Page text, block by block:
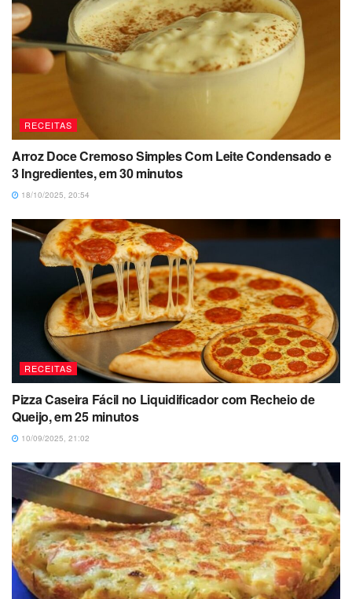
RECEITAS
Arroz Doce Cremoso Simples Com Leite Condensado e
3 Ingredientes, em 30 minutos
18/10/2025, 20:54
RECEITAS
Pizza Caseira Fácil no Liquidificador com Recheio de
Queijo, em 25 minutos
10/09/2025, 21:02